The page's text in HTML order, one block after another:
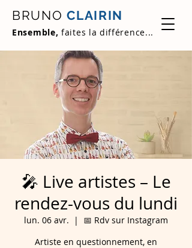
BRUNO CLAIRIN
Ensemble, faites la différence...
🎤 Live artistes – Le
rendez-vous du lundi
lun. 06 avr.
  |
📅 Rdv sur Instagram
Artiste en questionnement, en